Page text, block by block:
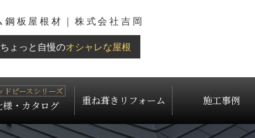
板屋根材｜株式会社吉岡
ちょっと自慢のオシャレな屋根
様・カタログ 重ね葺きリフォーム 施工事例